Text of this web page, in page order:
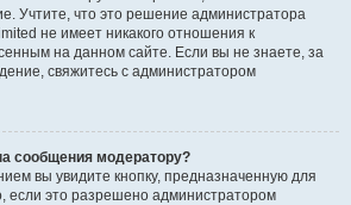
Учтите, что это решение администратора
не имеет никакого отношения к
на данном сайте. Если вы не знаете, за
свяжитесь с администратором
сообщения модератору?
вы увидите кнопку, предназначенную для
если это разрешено администратором